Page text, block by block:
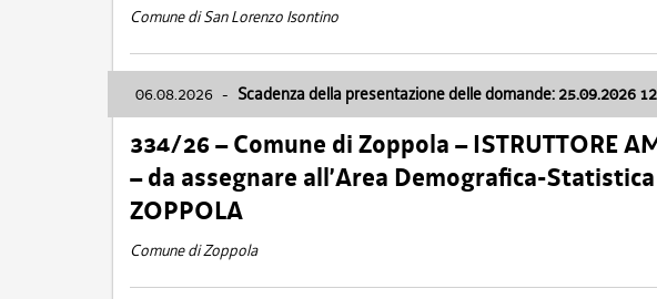
Comune di San Lorenzo Isontino
06.08.2026 - Scadenza della presentazione delle domande: 25.09.2026
334/26 – Comune di Zoppola – ISTRUTTORE
– da assegnare all’Area Demografica-
ZOPPOLA
Comune di Zoppola